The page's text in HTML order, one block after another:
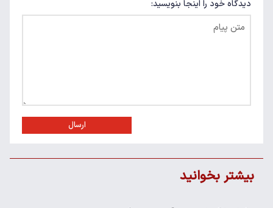
دیدگاه خود را اینجا بنویسید:
ارسال
بیشتر بخوانید